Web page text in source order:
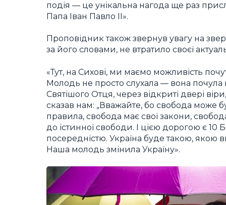
подія — це унікальна нагода ще раз
Папа Іван Павло ІІ».
Проповідник також звернув увагу на
за його словами, не втратило своєї
«Тут, на Сихові, ми маємо можливість
Молодь не просто слухала — вона
Святішого Отця, через відкриті двері
сказав нам: „Вважайте, бо свобода може
правила, свобода має свої закони,
до істинної свободи. І цією дорогою є 10
посередністю. Україна буде такою, якою
Наша молодь змінила Україну».